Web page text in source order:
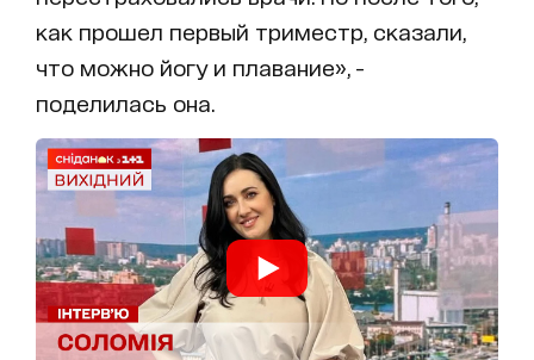
как прошел первый триместр, сказали,
что можно йогу и плавание», -
поделилась она.